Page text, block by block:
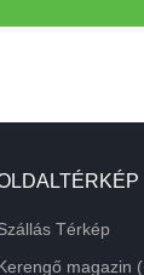
Térkép
magazin